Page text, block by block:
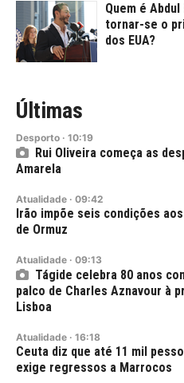
Quem é
tornar-se o
dos EUA?
Últimas
Desporto · 10:19
Rui Oliveira começa as
Amarela
Atualidade · 09:42
Irão impõe seis condições
de Ormuz
Atualidade · 09:13
Tágide celebra 80 anos
palco de Charles Aznavour à
Lisboa
Atualidade · 16:18
Ceuta diz que até 11 mil
exige regressos a Marrocos